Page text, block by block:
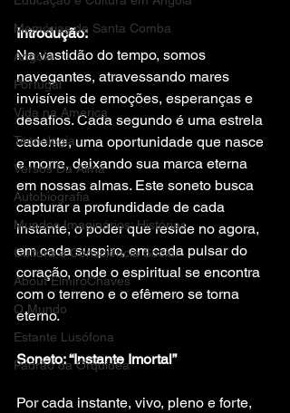
Memórias de Santa Comba
Angola
Portugal
Vida na America
Tecnologia
Versos Da Alma
Autobiografia
Mundos Imaginários: Histórias
Cultura e Consciência Social
About ElmiroChaves
O Mundo
Estante Lusófona
Padrão da Orquídea
Introdução:
Na vastidão do tempo, somos
navegantes, atravessando mares
invisíveis de emoções, esperanças e
desafios. Cada segundo é uma estrela
cadente, uma oportunidade que nasce
e morre, deixando sua marca eterna
em nossas almas. Este soneto busca
capturar a profundidade de cada
instante, o poder que reside no agora,
em cada suspiro, em cada pulsar do
coração, onde o espiritual se encontra
com o terreno e o efêmero se torna
eterno.
Soneto: “Instante Imortal”
Por cada instante, vivo, pleno e forte,